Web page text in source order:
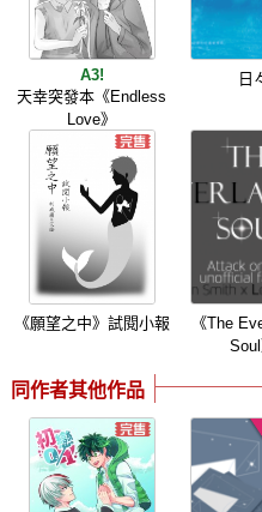
A3!
天幸突發本《Endless
Love》
日
《願望之中》試閱小報
《The
Soul
同作者其他作品